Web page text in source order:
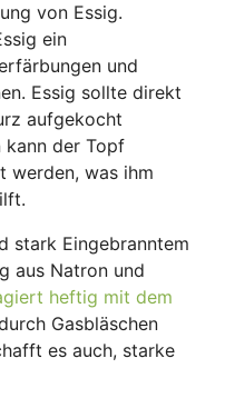
von Essig.
ein
und
Essig sollte direkt
aufgekocht
kann der Topf
werden, was ihm
stark Eingebranntem
aus Natron und
heftig mit dem
Gasbläschen
es auch, starke